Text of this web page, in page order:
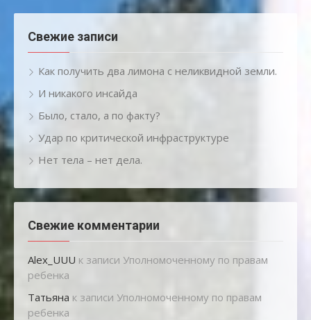
Свежие записи
Как получить два лимона с неликвидной земли.
И никакого инсайда
Было, стало, а по факту?
Удар по критической инфраструктуре
Нет тела – нет дела.
Свежие комментарии
Alex_UUU к записи Уполномоченному по правам
ребенка
Татьяна к записи Уполномоченному по правам
ребенка